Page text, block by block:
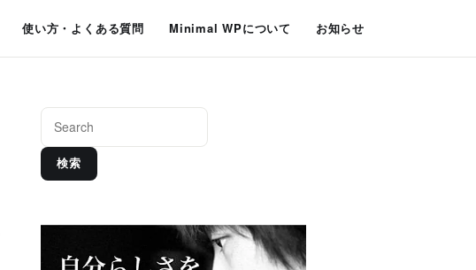
使い方・よくある質問 Minimal WPについて お知らせ
検索